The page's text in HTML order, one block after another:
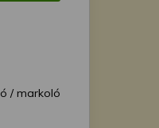
/ markoló